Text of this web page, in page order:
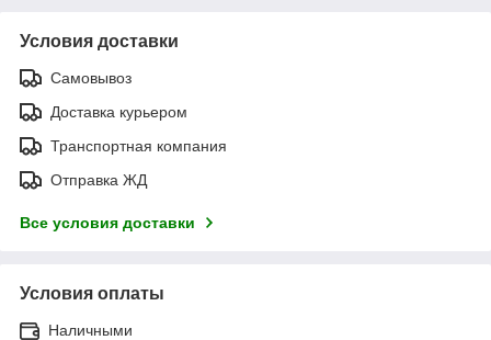
Условия доставки
Самовывоз
Доставка курьером
Транспортная компания
Отправка ЖД
Все условия доставки
Условия оплаты
Наличными